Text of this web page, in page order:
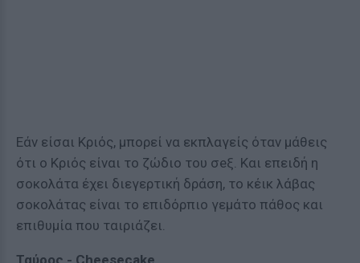
Εάν είσαι Κριός, μπορεί να εκπλαγείς όταν μάθεις
ότι ο Κριός είναι το ζώδιο του σeξ. Και επειδή η
σοκολάτα έχει διεγερτική δράση, το κέικ λάβας
σοκολάτας είναι το επιδόρπιο γεμάτο πάθος και
επιθυμία που ταιριάζει.
Ταύρος - Cheesecake